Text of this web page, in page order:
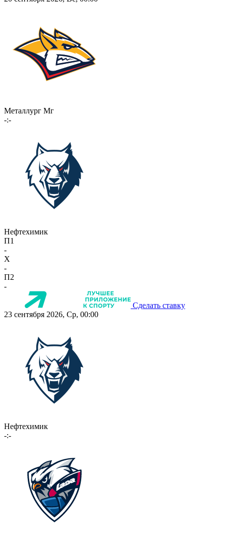
Металлург Мг
-:-
Нефтехимик
П1
-
X
-
П2
-
Сделать ставку
23 сентября 2026, Ср, 00:00
Нефтехимик
-:-